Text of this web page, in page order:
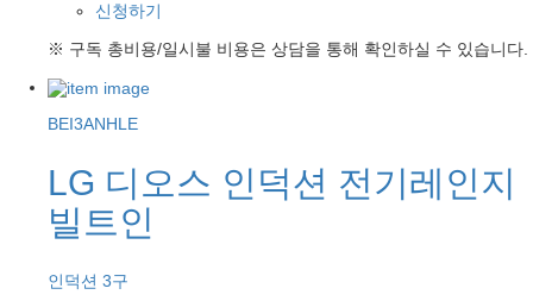
신청하기
※ 구독 총비용/일시불 비용은 상담을 통해 확인하실 수 있습니다.
BEI3ANHLE
LG 디오스 인덕션 전기레인지
빌트인
인덕션 3구